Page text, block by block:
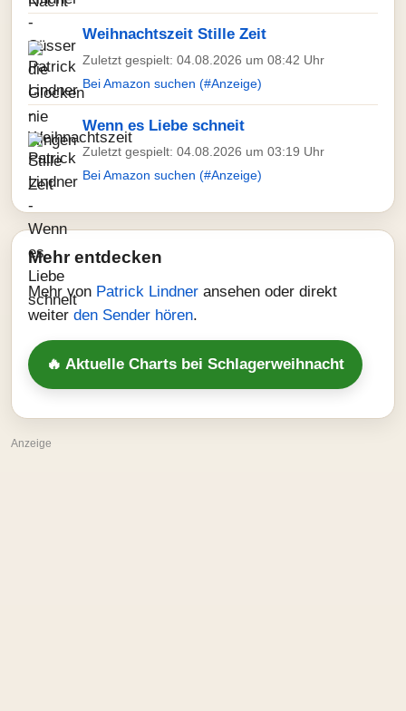
Weihnachtszeit Stille Zeit
Zuletzt gespielt: 04.08.2026 um 08:42 Uhr
Bei Amazon suchen (#Anzeige)
Wenn es Liebe schneit
Zuletzt gespielt: 04.08.2026 um 03:19 Uhr
Bei Amazon suchen (#Anzeige)
Mehr entdecken
Mehr von Patrick Lindner ansehen oder direkt
weiter den Sender hören.
🔥 Aktuelle Charts bei Schlagerweihnacht
Anzeige